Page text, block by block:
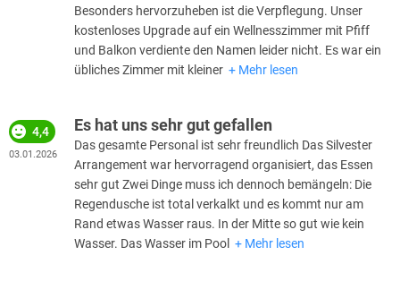
Besonders hervorzuheben ist die Verpflegung. Unser
kostenloses Upgrade auf ein Wellnesszimmer mit Pfiff
und Balkon verdiente den Namen leider nicht. Es war ein
übliches Zimmer mit kleiner
Mehr lesen
Es hat uns sehr gut gefallen
4,4
03.01.2026
Das gesamte Personal ist sehr freundlich Das Silvester
Arrangement war hervorragend organisiert, das Essen
sehr gut Zwei Dinge muss ich dennoch bemängeln: Die
Regendusche ist total verkalkt und es kommt nur am
Rand etwas Wasser raus. In der Mitte so gut wie kein
Wasser. Das Wasser im Pool
Mehr lesen